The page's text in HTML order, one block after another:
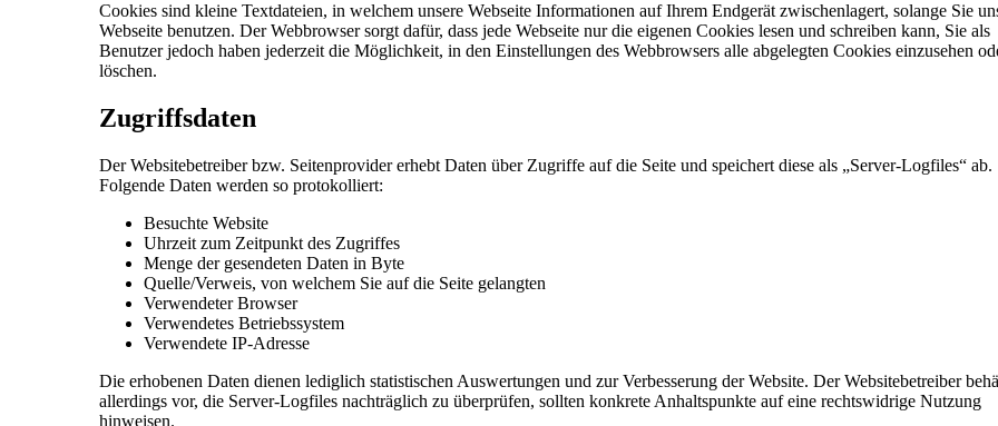
Cookies sind kleine Textdateien, in welchem unsere Webseite Informationen auf Ihrem Endgerät zwischenlagert, solange Sie
Webseite benutzen. Der Webbrowser sorgt dafür, dass jede Webseite nur die eigenen Cookies lesen und schreiben kann, Sie als
Benutzer jedoch haben jederzeit die Möglichkeit, in den Einstellungen des Webbrowsers alle abgelegten Cookies einzusehen
löschen.
Zugriffsdaten
Der Websitebetreiber bzw. Seitenprovider erhebt Daten über Zugriffe auf die Seite und speichert diese als „Server-Logfiles“ ab.
Folgende Daten werden so protokolliert:
Besuchte Website
Uhrzeit zum Zeitpunkt des Zugriffes
Menge der gesendeten Daten in Byte
Quelle/Verweis, von welchem Sie auf die Seite gelangten
Verwendeter Browser
Verwendetes Betriebssystem
Verwendete IP-Adresse
Die erhobenen Daten dienen lediglich statistischen Auswertungen und zur Verbesserung der Website. Der Websitebetreiber
allerdings vor, die Server-Logfiles nachträglich zu überprüfen, sollten konkrete Anhaltspunkte auf eine rechtswidrige Nutzung
hinweisen.